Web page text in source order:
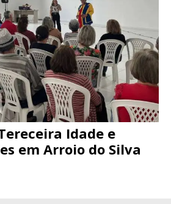
Idade e
em Arroio do Silva